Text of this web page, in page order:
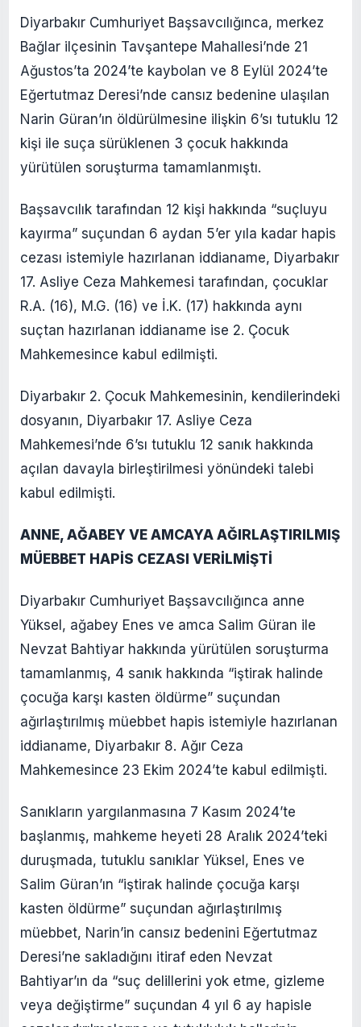
Diyarbakır Cumhuriyet Başsavcılığınca, merkez
Bağlar ilçesinin Tavşantepe Mahallesi’nde 21
Ağustos’ta 2024’te kaybolan ve 8 Eylül 2024’te
Eğertutmaz Deresi’nde cansız bedenine ulaşılan
Narin Güran’ın öldürülmesine ilişkin 6’sı tutuklu 12
kişi ile suça sürüklenen 3 çocuk hakkında
yürütülen soruşturma tamamlanmıştı.
Başsavcılık tarafından 12 kişi hakkında “suçluyu
kayırma” suçundan 6 aydan 5’er yıla kadar hapis
cezası istemiyle hazırlanan iddianame, Diyarbakır
17. Asliye Ceza Mahkemesi tarafından, çocuklar
R.A. (16), M.G. (16) ve İ.K. (17) hakkında aynı
suçtan hazırlanan iddianame ise 2. Çocuk
Mahkemesince kabul edilmişti.
Diyarbakır 2. Çocuk Mahkemesinin, kendilerindeki
dosyanın, Diyarbakır 17. Asliye Ceza
Mahkemesi’nde 6’sı tutuklu 12 sanık hakkında
açılan davayla birleştirilmesi yönündeki talebi
kabul edilmişti.
ANNE, AĞABEY VE AMCAYA AĞIRLAŞTIRILMIŞ
MÜEBBET HAPİS CEZASI VERİLMİŞTİ
Diyarbakır Cumhuriyet Başsavcılığınca anne
Yüksel, ağabey Enes ve amca Salim Güran ile
Nevzat Bahtiyar hakkında yürütülen soruşturma
tamamlanmış, 4 sanık hakkında “iştirak halinde
çocuğa karşı kasten öldürme” suçundan
ağırlaştırılmış müebbet hapis istemiyle hazırlanan
iddianame, Diyarbakır 8. Ağır Ceza
Mahkemesince 23 Ekim 2024’te kabul edilmişti.
Sanıkların yargılanmasına 7 Kasım 2024’te
başlanmış, mahkeme heyeti 28 Aralık 2024’teki
duruşmada, tutuklu sanıklar Yüksel, Enes ve
Salim Güran’ın “iştirak halinde çocuğa karşı
kasten öldürme” suçundan ağırlaştırılmış
müebbet, Narin’in cansız bedenini Eğertutmaz
Deresi’ne sakladığını itiraf eden Nevzat
Bahtiyar’ın da “suç delillerini yok etme, gizleme
veya değiştirme” suçundan 4 yıl 6 ay hapisle